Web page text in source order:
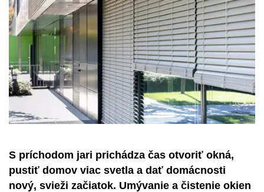
S príchodom jari prichádza čas otvoriť okná,
pustiť domov viac svetla a dať domácnosti
nový, svieži začiatok. Umývanie a čistenie okien